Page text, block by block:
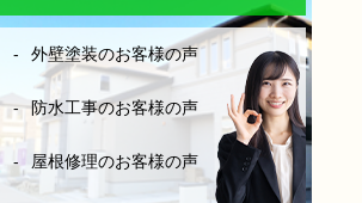
なりにお金はかかりますが、
長い年月を考えたら、妥当な
金額です。やはり、安心と信
頼あるきちんとした業者を選
ぶ事は大切だなーとこの度凄
（株）モレナシホームさんに
外壁塗装のお客様の声
防水工事のお客様の声
屋根修理のお客様の声